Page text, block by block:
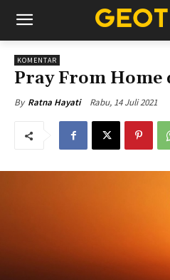
KOMENTAR
Pray From Home
By Ratna Hayati Rabu, 14 Juli 2021